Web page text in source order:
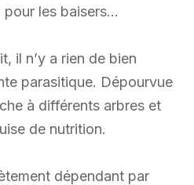
pour les baisers…
il n’y a rien de bien
parasitique. Dépourvue
à différents arbres et
de nutrition.
dépendant par